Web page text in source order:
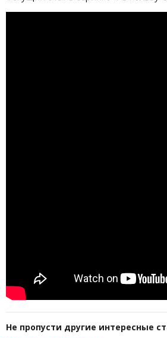
Не пропусти другие интересные